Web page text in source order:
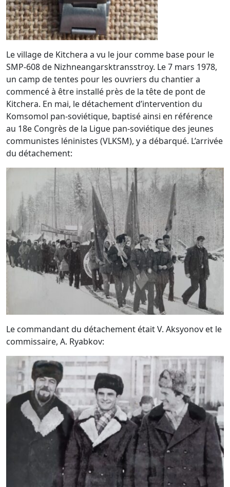
Le village de Kitchera a vu le jour comme base pour le
SMP-608 de Nizhneangarsktransstroy. Le 7 mars 1978,
un camp de tentes pour les ouvriers du chantier a
commencé à être installé près de la tête de pont de
Kitchera. En mai, le détachement d’intervention du
Komsomol pan-soviétique, baptisé ainsi en référence
au 18e Congrès de la Ligue pan-soviétique des jeunes
communistes léninistes (VLKSM), y a débarqué. L’arrivée
du détachement:
Le commandant du détachement était V. Aksyonov et le
commissaire, A. Ryabkov: